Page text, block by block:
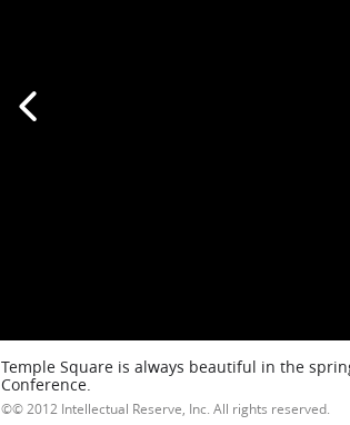
Temple Square is always beautiful in the
Conference.
© 2012 Intellectual Reserve, Inc. All rights reserved.